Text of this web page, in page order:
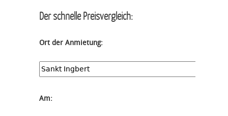
Der schnelle Preisvergleich:
Ort der Anmietung:
Am: